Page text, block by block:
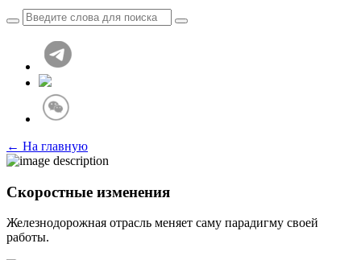
← На главную
Скоростные изменения
Железнодорожная отрасль меняет саму парадигму своей
работы.